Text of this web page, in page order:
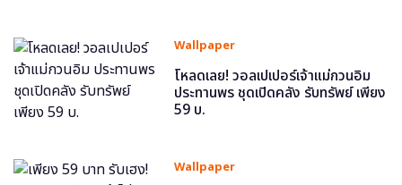
Wallpaper
โหลดเลย! วอลเปเปอร์เจ้าแม่กวนอิม
ประทานพร ชุดเปิดคลัง รับทรัพย์ เพียง
59 บ.
Wallpaper